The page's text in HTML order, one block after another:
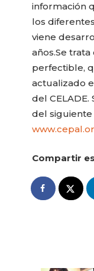
información
los
viene
años.Se
perfectible,
actualizado
del
del siguiente
Compartir